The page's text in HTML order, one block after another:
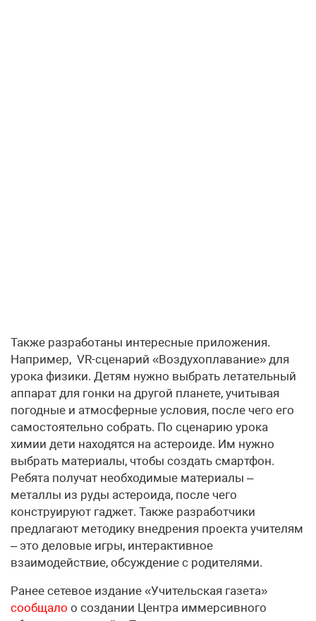
Также разработаны интересные приложения.
Например, VR-сценарий «Воздухоплавание» для
урока физики. Детям нужно выбрать летательный
аппарат для гонки на другой планете, учитывая
погодные и атмосферные условия, после чего его
самостоятельно собрать. По сценарию урока
химии дети находятся на астероиде. Им нужно
выбрать материалы, чтобы создать смартфон.
Ребята получат необходимые материалы –
металлы из руды астероида, после чего
конструируют гаджет. Также разработчики
предлагают методику внедрения проекта учителям
– это деловые игры, интерактивное
взаимодействие, обсуждение с родителями.
Ранее сетевое издание «Учительская газета»
сообщало о создании Центра иммерсивного